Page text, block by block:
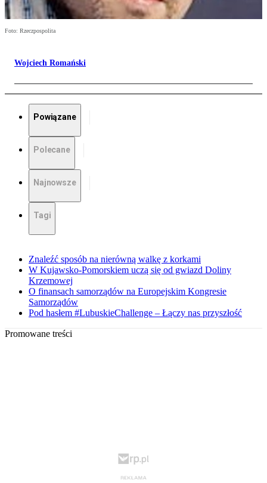
Foto: Rzeczpospolita
Wojciech Romański
Powiązane
Polecane
Najnowsze
Tagi
Znaleźć sposób na nierówną walkę z korkami
W Kujawsko-Pomorskiem uczą się od gwiazd Doliny
Krzemowej
O finansach samorządów na Europejskim Kongresie
Samorządów
Pod hasłem #LubuskieChallenge – Łączy nas przyszłość
Promowane treści